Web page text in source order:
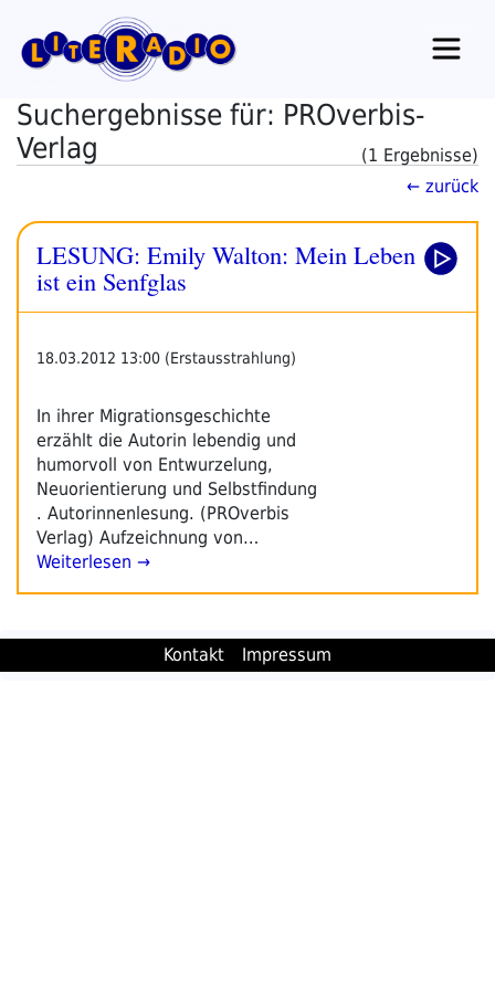
Inhalt
springen
Suchergebnisse für: PROverbis-
Verlag
(1 Ergebnisse)
← zurück
LESUNG: Emily Walton: Mein Leben
ist ein Senfglas
18.03.2012 13:00 (Erstausstrahlung)
In ihrer Migrationsgeschichte
erzählt die Autorin lebendig und
humorvoll von Entwurzelung,
Neuorientierung und Selbstfindung
. Autorinnenlesung. (PROverbis
Verlag) Aufzeichnung von…
Weiterlesen →
Kontakt Impressum